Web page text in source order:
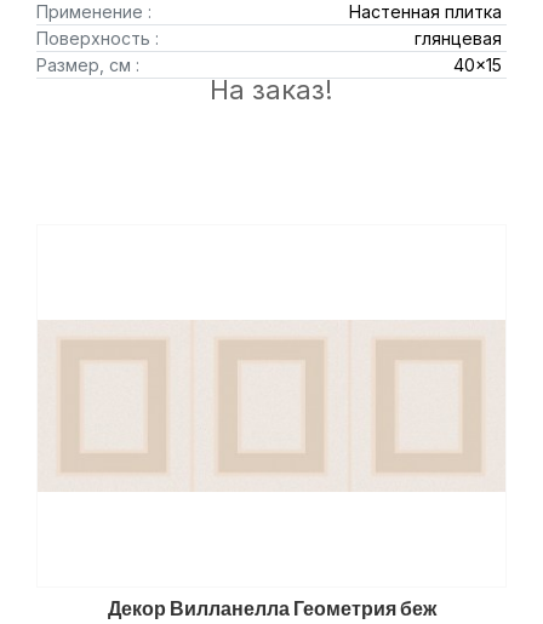
Применение :
Настенная плитка
Поверхность :
глянцевая
Размер, см :
40x15
На заказ!
Декор Вилланелла Геометрия беж